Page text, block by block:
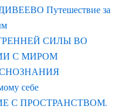
Путешествие за
СИЛЫ ВО
С МИРОМ
себе
С ПРОСТРАНСТВОМ.